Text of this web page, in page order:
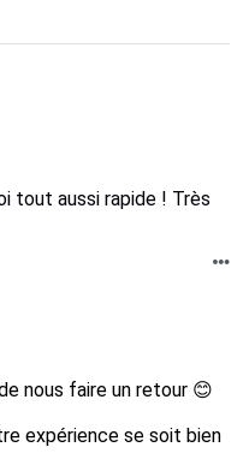
tout aussi rapide ! Très
nous faire un retour 😊
expérience se soit bien